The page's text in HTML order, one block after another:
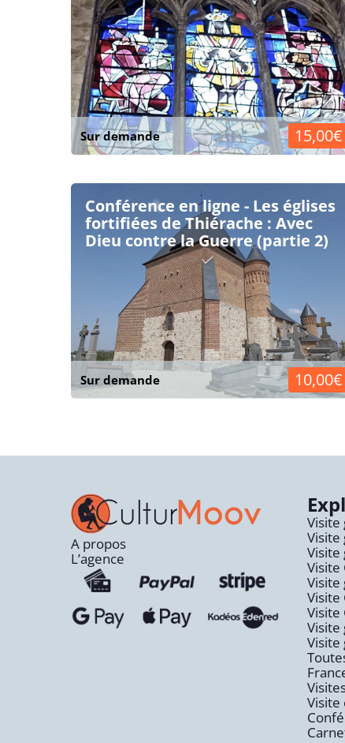
Sur demande 15,00€
Conférence en ligne - Les églises
fortifiées de Thiérache : Avec
Dieu contre la Guerre (partie 2)
Sur demande 10,00€
A propos
L’agence
Visite
Visite
Visite
Visite
Visite
Visite
Visite
Visite
Visite
Visite